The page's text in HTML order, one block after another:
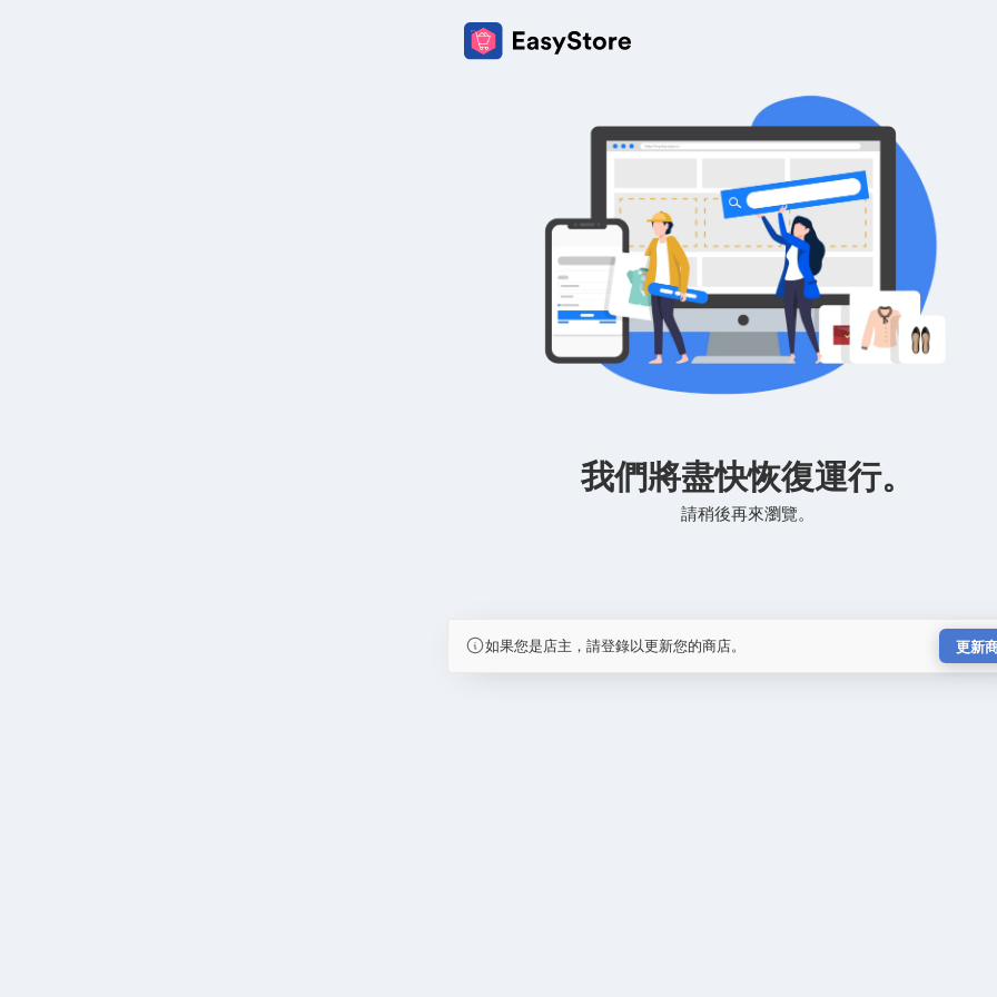
我們將盡快恢復運行。
請稍後再來瀏覽。
如果您是店主，請登錄以更新您的商店。 更新